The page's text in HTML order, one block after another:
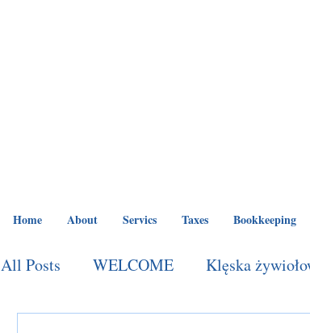
Home About Servics Taxes Bookkeeping
All Posts WELCOME Klęska